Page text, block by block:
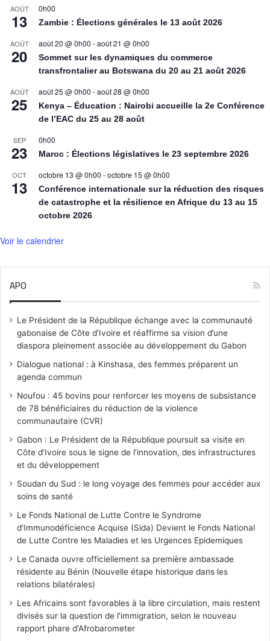
AOÛT
13
0h00
Zambie : Élections générales le 13 août 2026
AOÛT
20
août 20 @ 0h00 -août 21 @ 0h00
Sommet sur les dynamiques du commerce
transfrontalier au Botswana du 20 au 21 août 2026
AOÛT
25
août 25 @ 0h00 -août 28 @ 0h00
Kenya – Éducation : Nairobi accueille la 2e Conférence
de l’EAC du 25 au 28 août
SEP
23
0h00
Maroc : Élections législatives le 23 septembre 2026
OCT
13
octobre 13 @ 0h00 -octobre 15 @ 0h00
Conférence internationale sur la réduction des risques
de catastrophe et la résilience en Afrique du 13 au 15
octobre 2026
Voir le calendrier
APO
Le Président de la République échange avec la communauté
gabonaise de Côte d’Ivoire et réaffirme sa vision d’une
diaspora pleinement associée au développement du Gabon
Dialogue national : à Kinshasa, des femmes préparent un
agenda commun
Noufou : 45 bovins pour renforcer les moyens de subsistance
de 78 bénéficiaires du réduction de la violence
communautaire (CVR)
Gabon : Le Président de la République poursuit sa visite en
Côte d’Ivoire sous le signe de l’innovation, des infrastructures
et du développement
Soudan du Sud : le long voyage des femmes pour accéder aux
soins de santé
Le Fonds National de Lutte Contre le Syndrome
d'Immunodéficience Acquise (Sida) Devient le Fonds National
de Lutte Contre les Maladies et les Urgences Epidemiques
Le Canada ouvre officiellement sa première ambassade
résidente au Bénin (Nouvelle étape historique dans les
relations bilatérales)
Les Africains sont favorables à la libre circulation, mais restent
divisés sur la question de l'immigration, selon le nouveau
rapport phare d'Afrobarometer